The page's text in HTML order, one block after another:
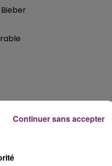
Continuer sans accepter